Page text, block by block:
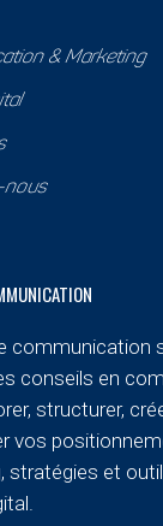
& Marketing
nous
communication
conseils en
structurer,
vos
stratégies et